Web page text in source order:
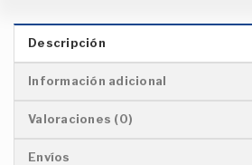
Descripción
Información adicional
Valoraciones (0)
Envíos